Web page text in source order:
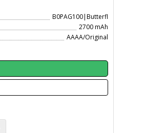
B0PAG100|Butterfl
2700 mAh
AAAA/Original